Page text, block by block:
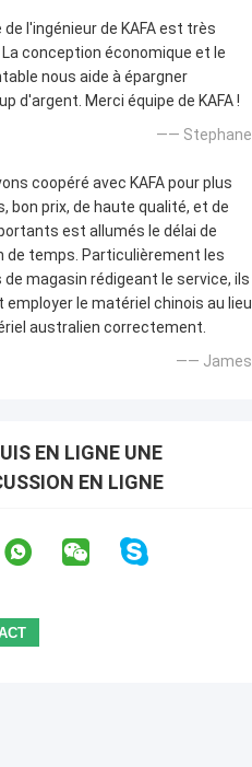
de l'ingénieur de KAFA est très
La conception économique et le
nous aide à épargner
d'argent. Merci équipe de KAFA !
—— Stephane
coopéré avec KAFA pour plus
bon prix, de haute qualité, et de
est allumés le délai de
de temps. Particulièrement les
de magasin rédigeant le service, ils
employer le matériel chinois au lieu
australien correctement.
—— James
EN LIGNE UNE
EN LIGNE